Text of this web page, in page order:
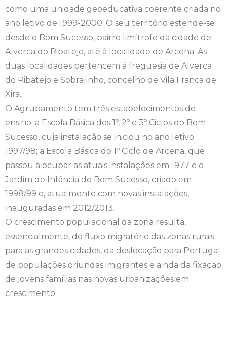
como uma unidade geoeducativa coerente criada no
ano letivo de 1999-2000. O seu território estende-se
desde o Bom Sucesso, bairro limítrofe da cidade de
Alverca do Ribatejo, até à localidade de Arcena. As
duas localidades pertencem à freguesia de Alverca
do Ribatejo e Sobralinho, concelho de Vila Franca de
Xira.
O Agrupamento tem três estabelecimentos de
ensino: a Escola Básica dos 1º, 2º e 3º Ciclos do Bom
Sucesso, cuja instalação se iniciou no ano letivo
1997/98; a Escola Básica do 1º Ciclo de Arcena, que
passou a ocupar as atuais instalações em 1977 e o
Jardim de Infância do Bom Sucesso, criado em
1998/99 e, atualmente com novas instalações,
inauguradas em 2012/2013.
O crescimento populacional da zona resulta,
essencialmente, do fluxo migratório das zonas rurais
para as grandes cidades, da deslocação para Portugal
de populações oriundas imigrantes e ainda da fixação
de jovens famílias nas novas urbanizações em
crescimento.